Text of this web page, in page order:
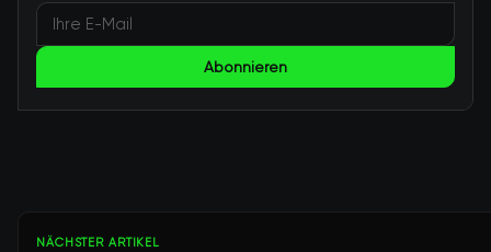
Abonnieren
NÄCHSTER ARTIKEL